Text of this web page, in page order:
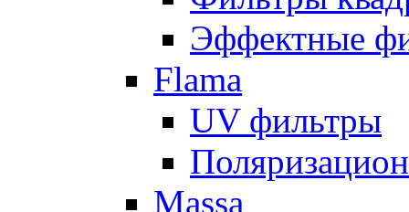
Эффектные
Flama
UV фильтры
Massa